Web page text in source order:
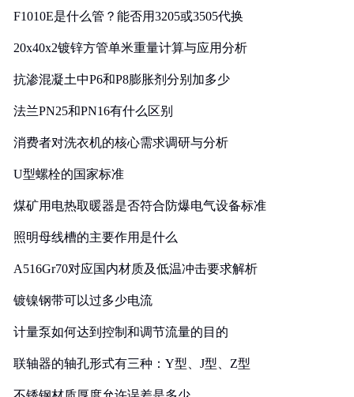
F1010E是什么管？能否用3205或3505代换
20x40x2镀锌方管单米重量计算与应用分析
抗渗混凝土中P6和P8膨胀剂分别加多少
法兰PN25和PN16有什么区别
消费者对洗衣机的核心需求调研与分析
U型螺栓的国家标准
煤矿用电热取暖器是否符合防爆电气设备标准
照明母线槽的主要作用是什么
A516Gr70对应国内材质及低温冲击要求解析
镀镍钢带可以过多少电流
计量泵如何达到控制和调节流量的目的
联轴器的轴孔形式有三种：Y型、J型、Z型